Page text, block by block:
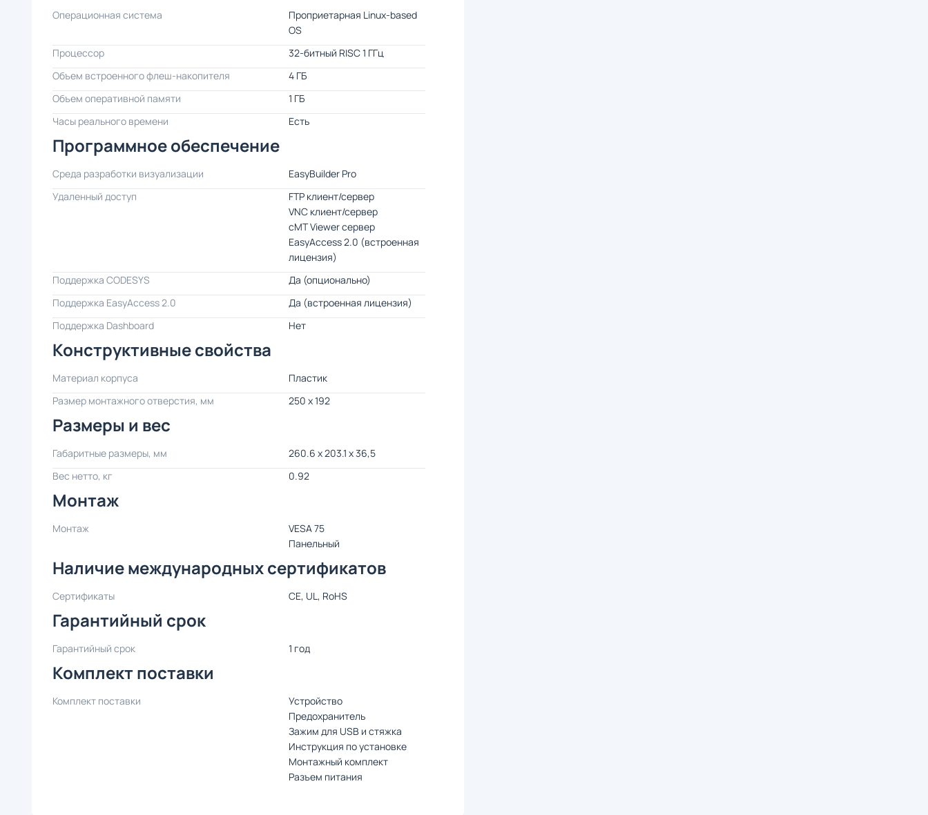
Операционная система
Проприетарная Linux-based
OS
Процессор
32-битный RISC 1 ГГц
Объем встроенного флеш-накопителя
4 ГБ
Объем оперативной памяти
1 ГБ
Часы реального времени
Есть
Программное обеспечение
Среда разработки визуализации
EasyBuilder Pro
Удаленный доступ
FTP клиент/сервер
VNC клиент/сервер
cMT Viewer сервер
EasyAccess 2.0 (встроенная
лицензия)
Поддержка CODESYS
Да (опционально)
Поддержка EasyAccess 2.0
Да (встроенная лицензия)
Поддержка Dashboard
Нет
Конструктивные свойства
Материал корпуса
Пластик
Размер монтажного отверстия, мм
250 x 192
Размеры и вес
Габаритные размеры, мм
260.6 х 203.1 х 36,5
Вес нетто, кг
0.92
Монтаж
Монтаж
VESA 75
Панельный
Наличие международных сертификатов
Сертификаты CE, UL, RoHS
Гарантийный срок
Гарантийный срок 1 год
Комплект поставки
Комплект поставки
Устройство
Предохранитель
Зажим для USB и стяжка
Инструкция по установке
Монтажный комплект
Разъем питания